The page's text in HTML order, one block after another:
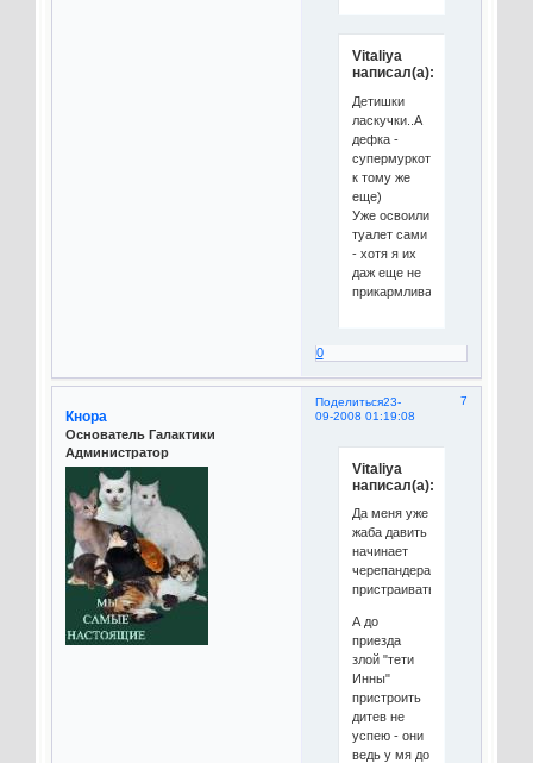
Vitaliya
написал(а):
Детишки
ласкучки..А
дефка -
супермуркотуха
к тому же
еще)
Уже освоили
туалет сами
- хотя я их
даж еще не
прикармливаю)
0
Поделиться 7
23-
09-2008 01:19:08
Кнора
Основатель Галактики
Администратор
Vitaliya
написал(а):
Да меня уже
жаба давить
начинает
черепандера
пристраивать..мучаюся))))
А до
приезда
злой "тети
Инны"
пристроить
дитев не
успею - они
ведь у мя до